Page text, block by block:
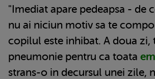
"Imediat apare pedeapsa - de
nu ai niciun motiv sa te
copilul este inhibat. A doua zi,
pneumonie pentru ca toata
strans-o in decursul unei zile,